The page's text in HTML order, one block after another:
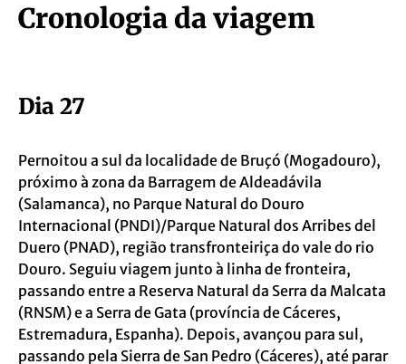
Cronologia da viagem
Dia 27
Pernoitou a sul da localidade de Bruçó (Mogadouro),
próximo à zona da Barragem de Aldeadávila
(Salamanca), no Parque Natural do Douro
Internacional (PNDI)/Parque Natural dos Arribes del
Duero (PNAD), região transfronteiriça do vale do rio
Douro. Seguiu viagem junto à linha de fronteira,
passando entre a Reserva Natural da Serra da Malcata
(RNSM) e a Serra de Gata (província de Cáceres,
Estremadura, Espanha). Depois, avançou para sul,
passando pela Sierra de San Pedro (Cáceres), até parar